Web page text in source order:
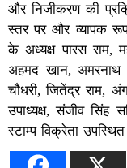
और निजीकरण की
स्तर पर और व्यापक
के अध्यक्ष पारस राम,
अहमद खान, अमरनाथ
चौधरी, जितेंद्र राम,
उपाध्यक्ष, संजीव सिंह
स्टाम्प विक्रेता